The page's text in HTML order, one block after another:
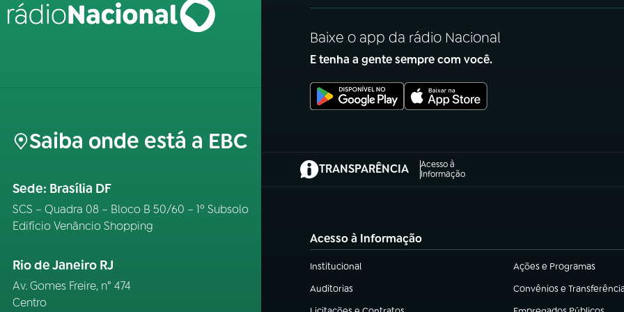
Saiba onde está a EBC
Sede: Brasília DF
SCS – Quadra 08 – Bloco B 50/60 – 1º Subsolo
Edifício Venâncio Shopping
Rio de Janeiro RJ
Av. Gomes Freire, n° 474
Centro
Baixe o app da rádio Nacional
E tenha a gente sempre com você.
TRANSPARÊNCIA
Acesso à
Informação
(abre em nova aba)
Acesso à Informação
Institucional
(abre em nova aba) Ações e Programas
(abre em nova aba)
Auditorias
(abre em nova aba) Convênios e
(abre em nova aba)